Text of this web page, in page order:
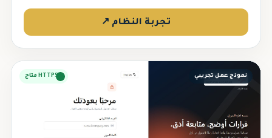
تجربة النظام ↗
نموذج عمل تجريبي HTTPS متاح